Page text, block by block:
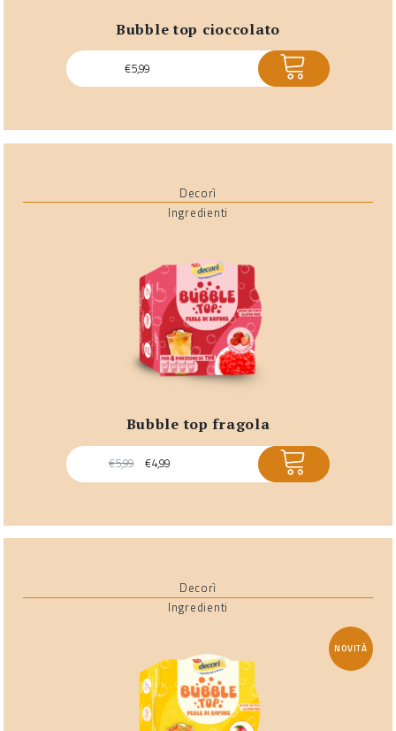
bubble top cioccolato
€5,99 ACQUISTA
Decorì
Ingredienti
bubble top fragola
€5,99 €4,99 ACQUISTA
Decorì
Ingredienti
NOVITÀ